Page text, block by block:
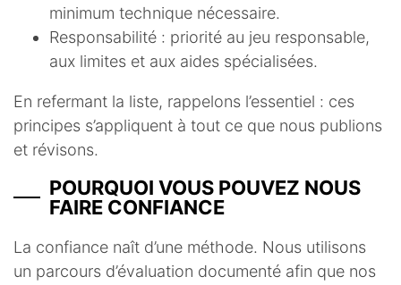
minimum technique nécessaire.
Responsabilité : priorité au jeu responsable,
aux limites et aux aides spécialisées.
En refermant la liste, rappelons l’essentiel : ces
principes s’appliquent à tout ce que nous publions
et révisons.
POURQUOI VOUS POUVEZ NOUS
FAIRE CONFIANCE
La confiance naît d’une méthode. Nous utilisons
un parcours d’évaluation documenté afin que nos